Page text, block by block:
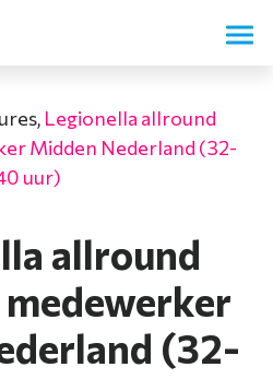
Legionella allround
Midden Nederland (32-
uur)
allround
(32-